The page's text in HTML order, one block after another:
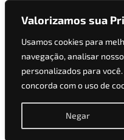
Valorizamos sua
Usamos cookies para
navegação, analisar
personalizados para você.
concorda com o uso de
Negar
Versões:
TURBO
SPORT